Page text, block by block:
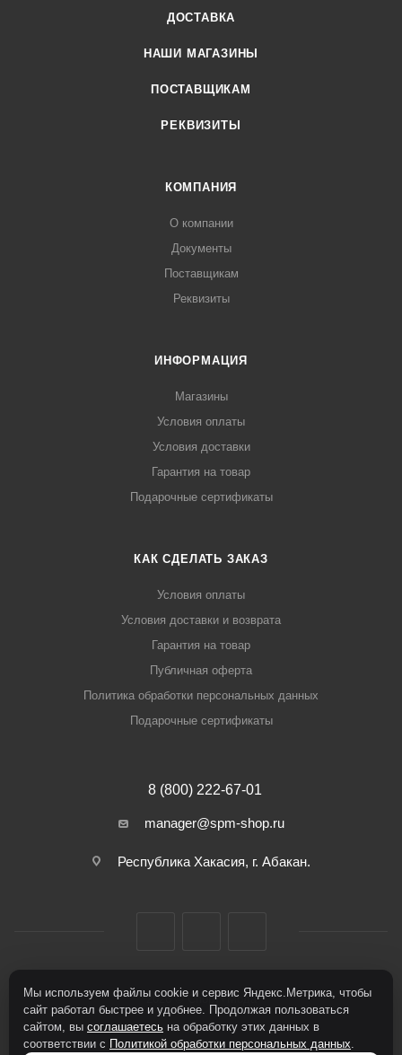
ДОСТАВКА
НАШИ МАГАЗИНЫ
ПОСТАВЩИКАМ
РЕКВИЗИТЫ
КОМПАНИЯ
О компании
Документы
Поставщикам
Реквизиты
ИНФОРМАЦИЯ
Магазины
Условия оплаты
Условия доставки
Гарантия на товар
Подарочные сертификаты
КАК СДЕЛАТЬ ЗАКАЗ
Условия оплаты
Условия доставки и возврата
Гарантия на товар
Публичная оферта
Политика обработки персональных данных
Подарочные сертификаты
8 (800) 222-67-01
manager@spm-shop.ru
Республика Хакасия, г. Абакан.
2026 © Спорт+Мода
Мы используем файлы cookie и сервис Яндекс.Метрика, чтобы
сайт работал быстрее и удобнее. Продолжая пользоваться
сайтом, вы соглашаетесь на обработку этих данных в
соответствии с Политикой обработки персональных данных.